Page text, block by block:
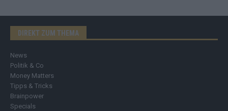
DIREKT ZUM THEMA
News
Politik & Co
Money Matters
Tipps & Tricks
Brainpower
Specials